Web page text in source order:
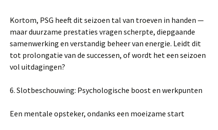
Kortom, PSG heeft dit seizoen tal van troeven in handen —
maar duurzame prestaties vragen scherpte, diepgaande
samenwerking en verstandig beheer van energie. Leidt dit
tot prolongatie van de successen, of wordt het een seizoen
vol uitdagingen?
6. Slotbeschouwing: Psychologische boost en werkpunten
Een mentale opsteker, ondanks een moeizame start